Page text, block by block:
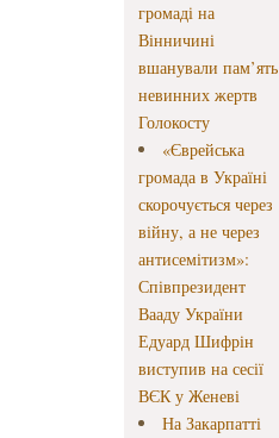
громаді на
Вінничині
вшанували пам’ять
невинних жертв
Голокосту
«Єврейська
громада в Україні
скорочується через
війну, а не через
антисемітизм»:
Співпрезидент
Вааду України
Едуард Шифрін
виступив на сесії
ВЄК у Женеві
На Закарпатті